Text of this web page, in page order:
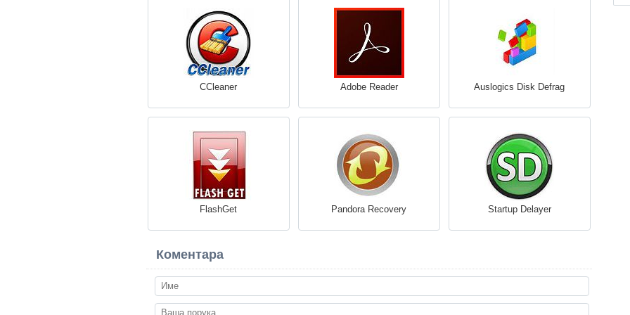
CCleaner Adobe Reader Auslogics Disk Defrag
FlashGet Pandora Recovery Startup Delayer
Коментара